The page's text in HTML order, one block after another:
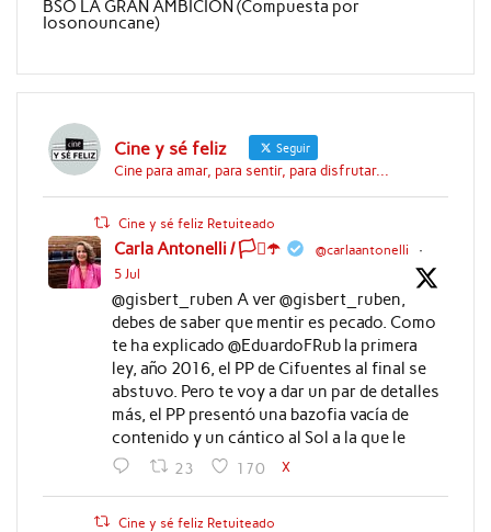
BSO LA GRAN AMBICION (Compuesta por
Iosonouncane)
Cine y sé feliz Seguir
Cine para amar, para sentir, para disfrutar...
Cine y sé feliz Retuiteado
Carla Antonelli / 🏳️‍⚧️☂️ @carlaantonelli
·
5 Jul
@gisbert_ruben A ver @gisbert_ruben,
debes de saber que mentir es pecado. Como
te ha explicado @EduardoFRub la primera
ley, año 2016, el PP de Cifuentes al final se
abstuvo. Pero te voy a dar un par de detalles
más, el PP presentó una bazofia vacía de
contenido y un cántico al Sol a la que le
23 170 X
Cine y sé feliz Retuiteado